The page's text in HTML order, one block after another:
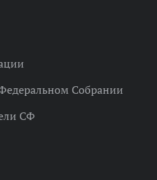
Собрании
СФ